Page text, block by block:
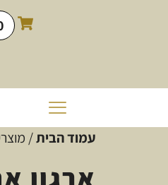
עמוד הבית/
ארגון